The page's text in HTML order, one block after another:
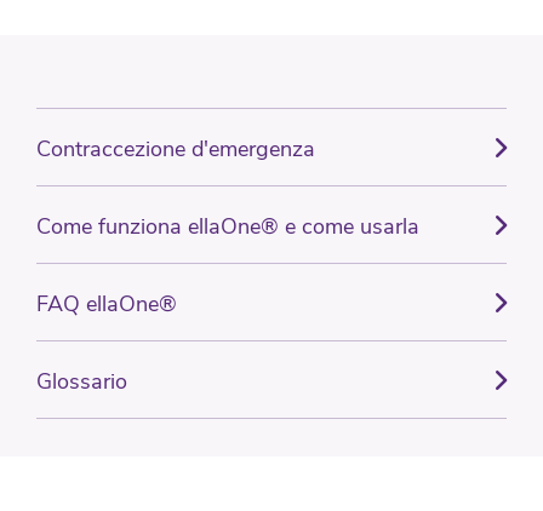
Contraccezione d'emergenza
Come funziona ellaOne® e come usarla
FAQ ellaOne®
Glossario